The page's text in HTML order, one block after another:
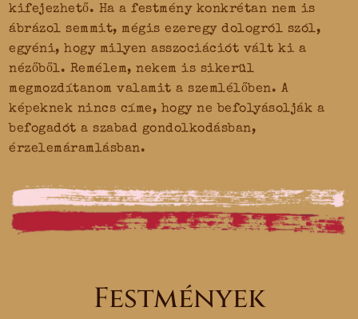
kifejezhető. Ha a festmény konkrétan nem is
ábrázol semmit, mégis ezeregy dologról szól,
egyéni, hogy milyen asszociációt vált ki a
nézőből. Remélem, nekem is sikerül
megmozdítanom valamit a szemlélőben. A
képeknek nincs címe, hogy ne befolyásolják a
befogadót a szabad gondolkodásban,
érzelemáramlásban.
Festmények